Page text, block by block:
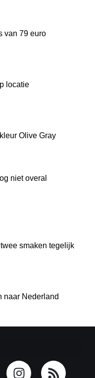
van 79 euro
locatie
Olive Gray
niet overal
smaken tegelijk
naar Nederland